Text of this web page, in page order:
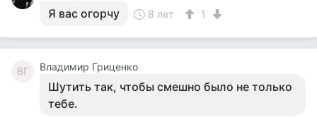
Я вас огорчу 8 лет 1
ВГ Владимир Гриценко
Шутить так, чтобы смешно было не только
тебе.